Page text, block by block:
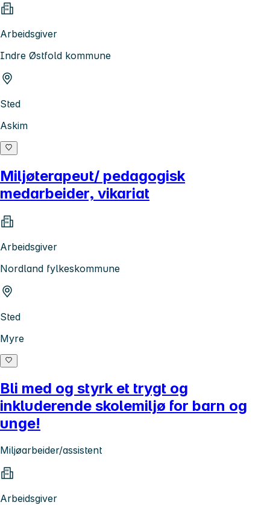
Arbeidsgiver
Indre Østfold kommune
Sted
Askim
Miljøterapeut/ pedagogisk
medarbeider, vikariat
Arbeidsgiver
Nordland fylkeskommune
Sted
Myre
Bli med og styrk et trygt og
inkluderende skolemiljø for barn og
unge!
Miljøarbeider/assistent
Arbeidsgiver